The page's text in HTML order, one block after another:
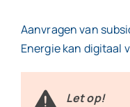
Aanvragen van
Energie kan digitaal
Let op!